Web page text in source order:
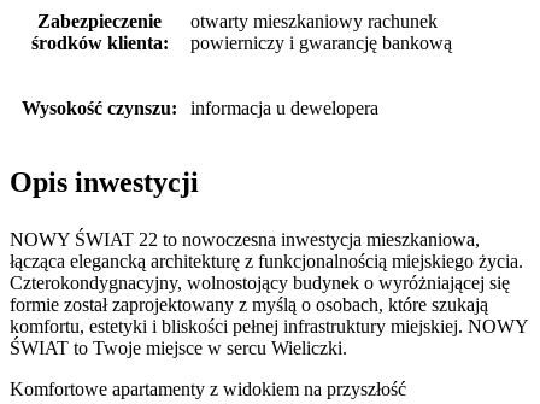
Zabezpieczenie
środków klienta:
otwarty mieszkaniowy rachunek
powierniczy i gwarancję bankową
Wysokość czynszu: informacja u dewelopera
Opis inwestycji
NOWY ŚWIAT 22 to nowoczesna inwestycja mieszkaniowa,
łącząca elegancką architekturę z funkcjonalnością miejskiego życia.
Czterokondygnacyjny, wolnostojący budynek o wyróżniającej się
formie został zaprojektowany z myślą o osobach, które szukają
komfortu, estetyki i bliskości pełnej infrastruktury miejskiej. NOWY
ŚWIAT to Twoje miejsce w sercu Wieliczki.
Komfortowe apartamenty z widokiem na przyszłość